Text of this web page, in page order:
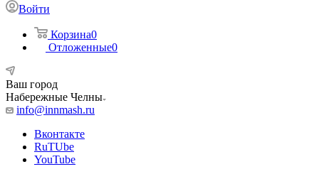
Войти
Корзина0
Отложенные0
Ваш город
Набережные Челны
info@innmash.ru
Вконтакте
RuTUbe
YouTube